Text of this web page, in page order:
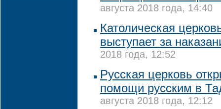
августа 2018 года, 14:40
Католическая
выступает за
2018 года, 12:52
Русская церковь
помощи русским в
августа 2018 года, 12:12